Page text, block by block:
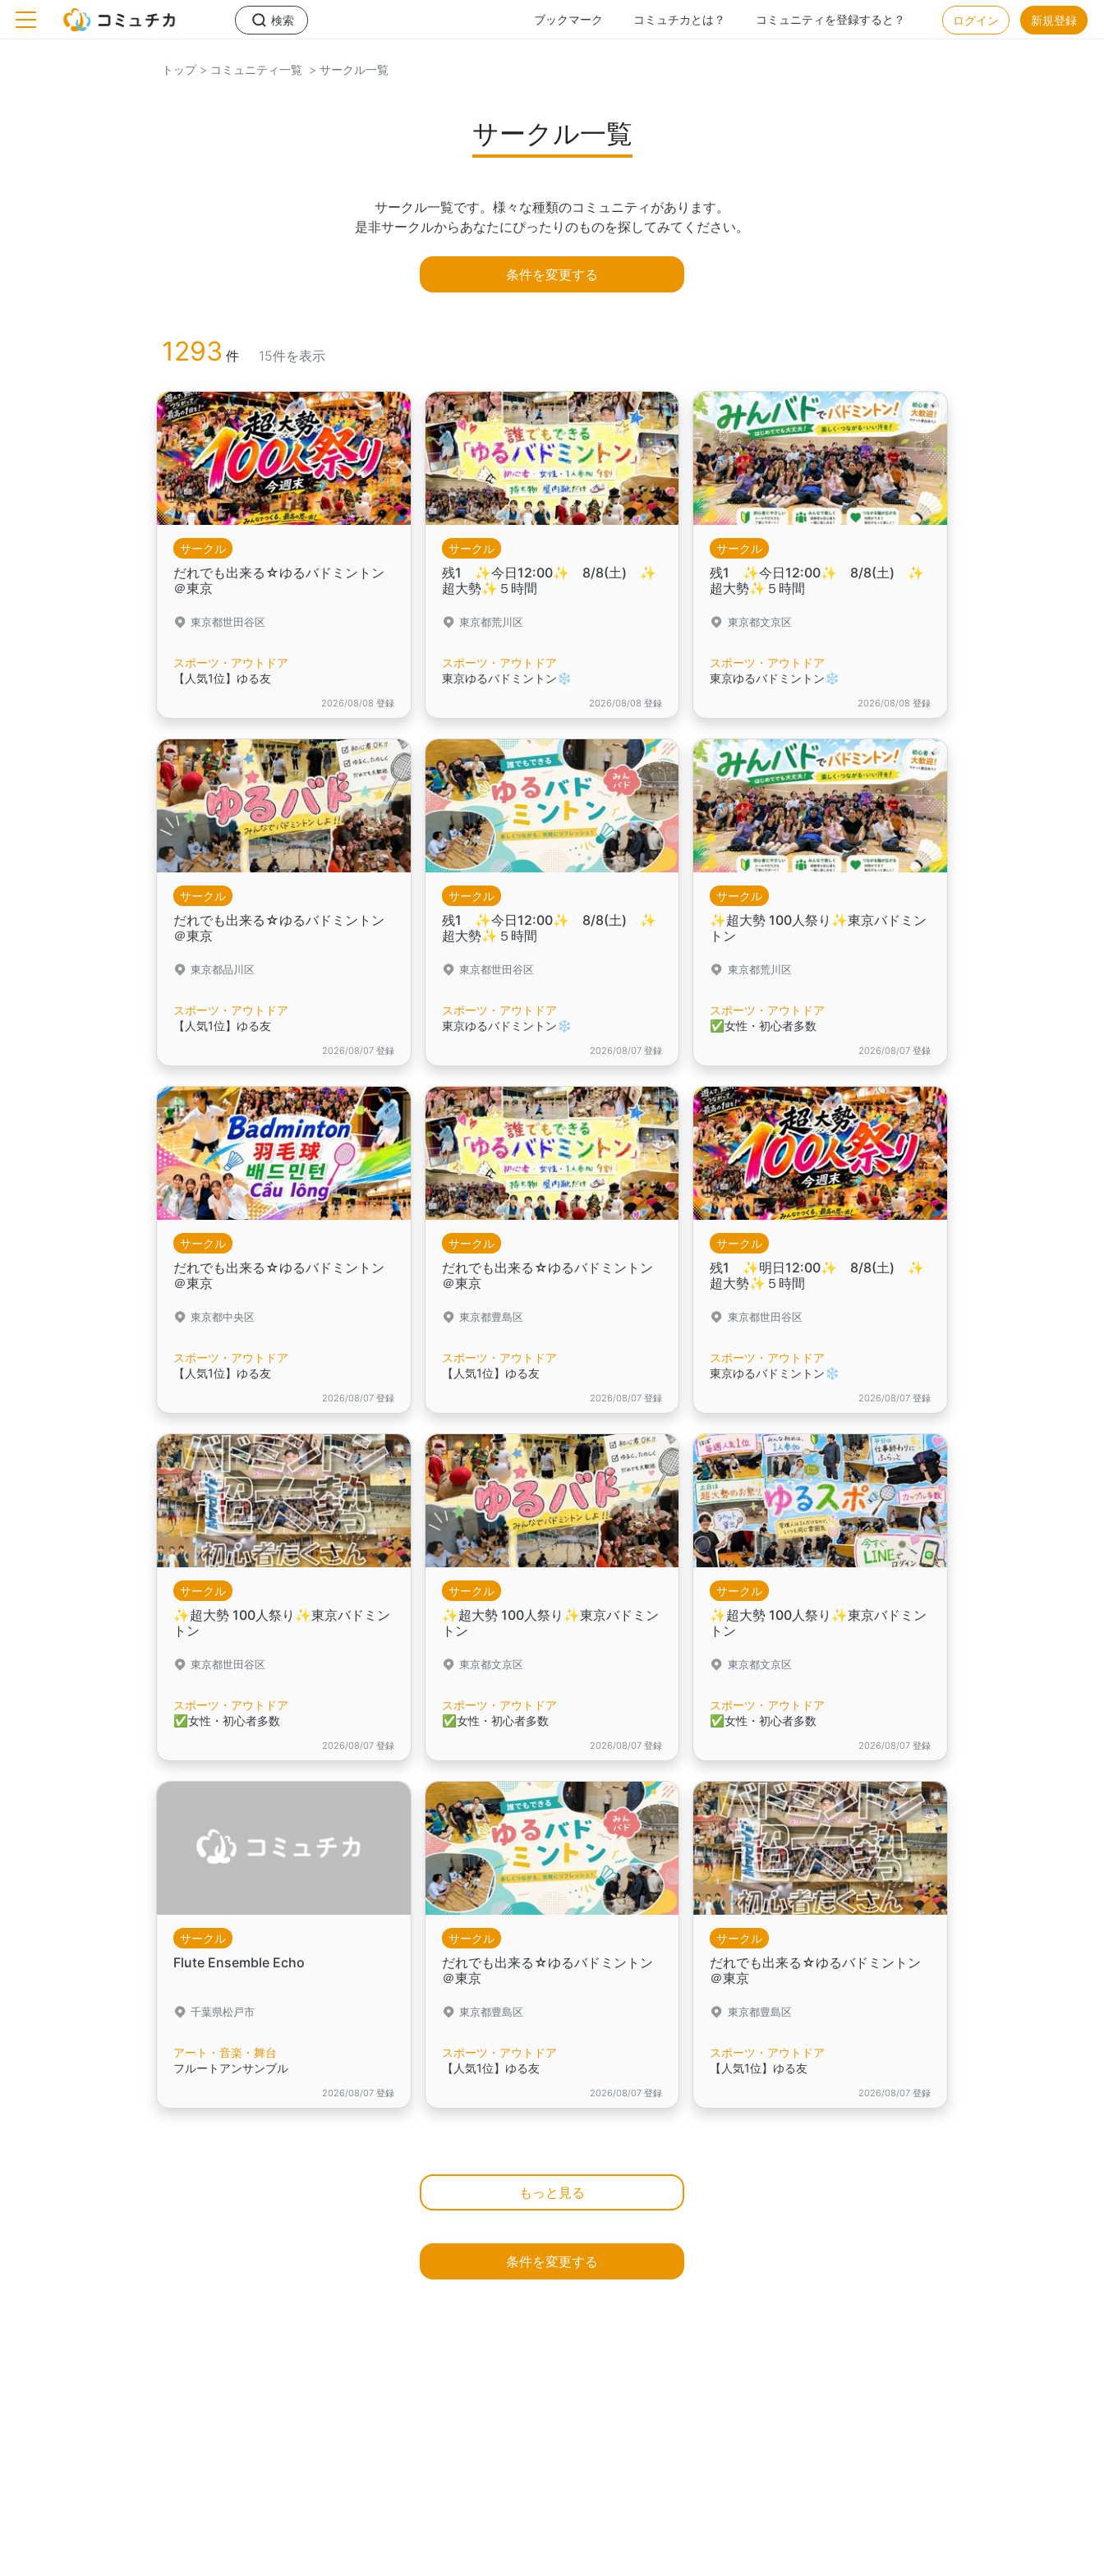
toggle navigation 検索 ブックマーク コミュチカとは？ コミュニティを登録すると？ ログイン 新規登録
トップ> コミュニティ一覧 > サークル一覧
サークル一覧
サークル一覧です。様々な種類のコミュニティがあります。
是非サークルからあなたにぴったりのものを探してみてください。
条件を変更する
1293 件 15件を表示
サークル
だれでも出来る☆ゆるバドミントン
＠東京
東京都世田谷区
スポーツ・アウトドア
【人気1位】ゆる友
2026/08/08 登録
サークル
残1 ✨️今日12:00✨️ 8/8(土) ✨
超大勢✨５時間
東京都荒川区
スポーツ・アウトドア
東京ゆるバドミントン❄️
2026/08/08 登録
サークル
残1 ✨️今日12:00✨️ 8/8(土) ✨
超大勢✨５時間
東京都文京区
スポーツ・アウトドア
東京ゆるバドミントン❄️
2026/08/08 登録
サークル
だれでも出来る☆ゆるバドミントン
＠東京
東京都品川区
スポーツ・アウトドア
【人気1位】ゆる友
2026/08/07 登録
サークル
残1 ✨️今日12:00✨️ 8/8(土) ✨
超大勢✨５時間
東京都世田谷区
スポーツ・アウトドア
東京ゆるバドミントン❄️
2026/08/07 登録
サークル
✨️超大勢 100人祭り✨️東京バドミン
トン
東京都荒川区
スポーツ・アウトドア
✅️女性・初心者多数
2026/08/07 登録
サークル
だれでも出来る☆ゆるバドミントン
＠東京
東京都中央区
スポーツ・アウトドア
【人気1位】ゆる友
2026/08/07 登録
サークル
だれでも出来る☆ゆるバドミントン
＠東京
東京都豊島区
スポーツ・アウトドア
【人気1位】ゆる友
2026/08/07 登録
サークル
残1 ✨️明日12:00✨️ 8/8(土) ✨
超大勢✨５時間
東京都世田谷区
スポーツ・アウトドア
東京ゆるバドミントン❄️
2026/08/07 登録
サークル
✨️超大勢 100人祭り✨️東京バドミン
トン
東京都世田谷区
スポーツ・アウトドア
✅️女性・初心者多数
2026/08/07 登録
サークル
✨️超大勢 100人祭り✨️東京バドミン
トン
東京都文京区
スポーツ・アウトドア
✅️女性・初心者多数
2026/08/07 登録
サークル
✨️超大勢 100人祭り✨️東京バドミン
トン
東京都文京区
スポーツ・アウトドア
✅️女性・初心者多数
2026/08/07 登録
サークル
Flute Ensemble Echo
千葉県松戸市
アート・音楽・舞台
フルートアンサンブル
2026/08/07 登録
サークル
だれでも出来る☆ゆるバドミントン
＠東京
東京都豊島区
スポーツ・アウトドア
【人気1位】ゆる友
2026/08/07 登録
サークル
だれでも出来る☆ゆるバドミントン
＠東京
東京都豊島区
スポーツ・アウトドア
【人気1位】ゆる友
2026/08/07 登録
もっと見る
条件を変更する